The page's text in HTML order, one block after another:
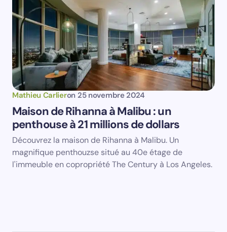
Mathieu Carlieron 25 novembre 2024
Maison de Rihanna à Malibu : un
penthouse à 21 millions de dollars
Découvrez la maison de Rihanna à Malibu. Un
magnifique penthouzse situé au 40e étage de
l'immeuble en copropriété The Century à Los Angeles.